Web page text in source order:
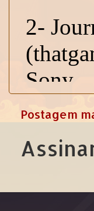
Postagem